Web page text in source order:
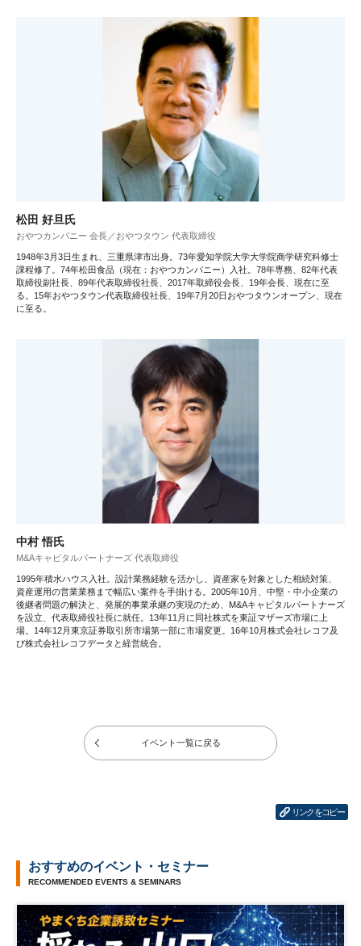
松田 好旦氏
おやつカンパニー 会長／おやつタウン 代表取締役
1948年3月3日生まれ、三重県津市出身。73年愛知学院大学大学院商学研究科修士
課程修了。74年松田食品（現在：おやつカンパニー）入社。78年専務、82年代表
取締役副社長、89年代表取締役社長、2017年取締役会長、19年会長、現在に至
る。15年おやつタウン代表取締役社長、19年7月20日おやつタウンオープン、現在
に至る。
中村 悟氏
M&Aキャピタルパートナーズ 代表取締役
1995年積水ハウス入社。設計業務経験を活かし、資産家を対象とした相続対策、
資産運用の営業業務まで幅広い案件を手掛ける。2005年10月、中堅・中小企業の
後継者問題の解決と、発展的事業承継の実現のため、M&Aキャピタルパートナーズ
を設立、代表取締役社長に就任。13年11月に同社株式を東証マザーズ市場に上
場。14年12月東京証券取引所市場第一部に市場変更。16年10月株式会社レコフ及
び株式会社レコフデータと経営統合。
イベント一覧に戻る
リンクをコピー
おすすめのイベント・セミナー
RECOMMENDED EVENTS & SEMINARS